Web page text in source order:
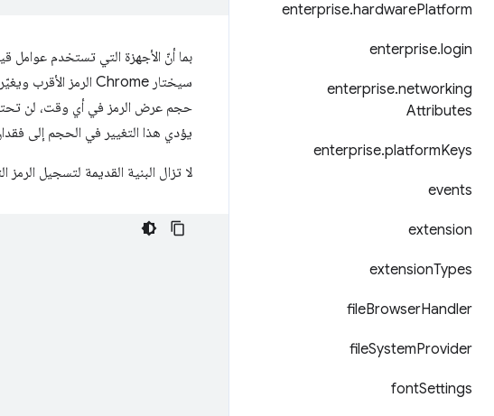
enterprise.hardwarePlatform
enterprise.login
enterprise.networking
Attributes
enterprise.platformKeys
events
extension
extensionTypes
fileBrowserHandler
fileSystemProvider
fontSettings
حجم عرض الرمز في أي وقت، لن
يؤدي هذا التغيير في الحجم إلى
لا تزال البنية القديمة لتسجيل الرمز